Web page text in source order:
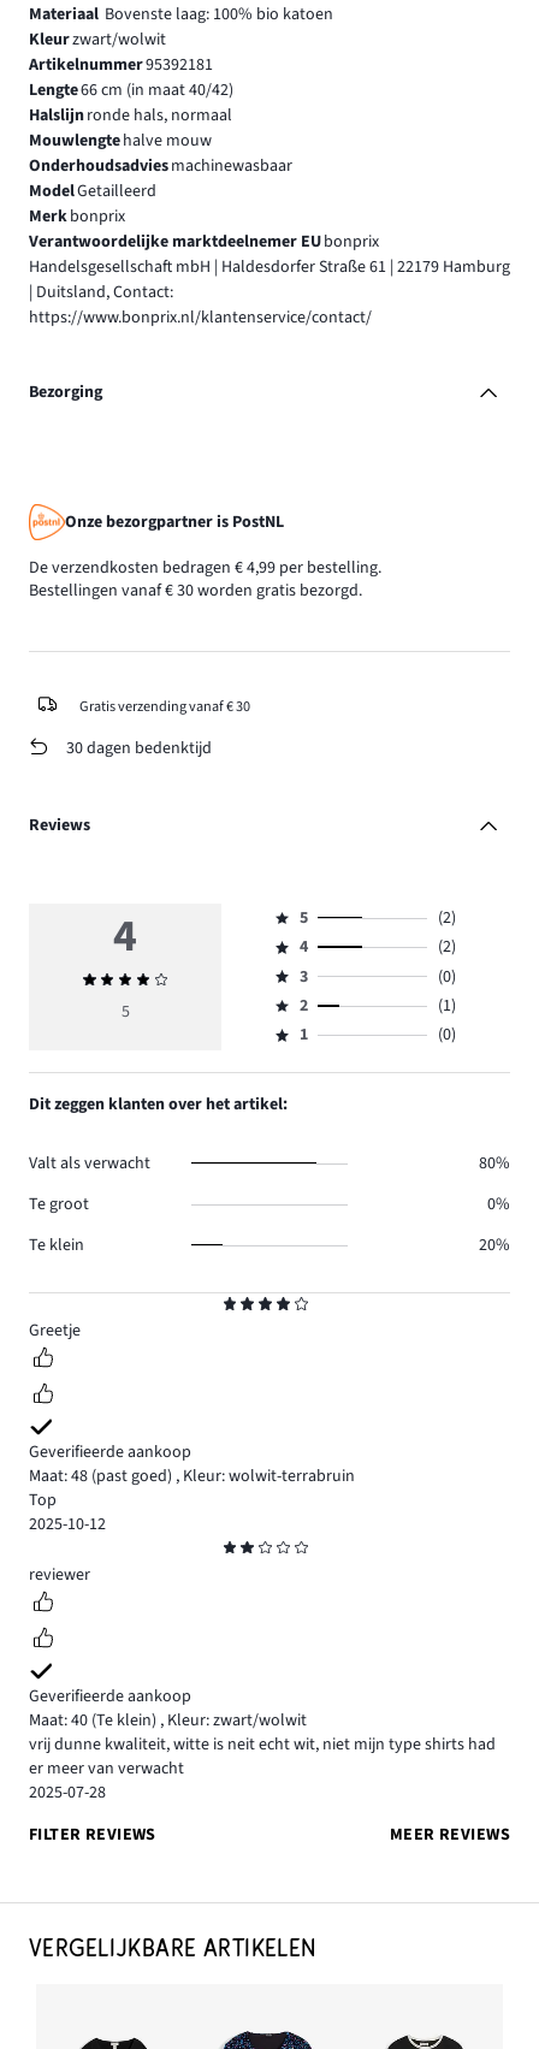
Materiaal Bovenste laag: 100% bio katoen
Kleurzwart/wolwit
Artikelnummer95392181
Lengte66 cm (in maat 40/42)
Halslijnronde hals, normaal
Mouwlengtehalve mouw
Onderhoudsadviesmachinewasbaar
ModelGetailleerd
Merkbonprix
Verantwoordelijke marktdeelnemer EUbonprix
Handelsgesellschaft mbH | Haldesdorfer Straße 61 | 22179 Hamburg
| Duitsland, Contact:
https://www.bonprix.nl/klantenservice/contact/
Bezorging
Onze bezorgpartner is PostNL
De verzendkosten bedragen € 4,99 per bestelling.
Bestellingen vanaf € 30 worden gratis bezorgd.
Gratis verzending vanaf € 30
30 dagen bedenktijd
Reviews
4
Greetje
Geverifieerde aankoop
Maat: 48 (past goed) , Kleur: wolwit-terrabruin
Top
2025-10-12
2
reviewer
Geverifieerde aankoop
Maat: 40 (Te klein) , Kleur: zwart/wolwit
vrij dunne kwaliteit, witte is neit echt wit, niet mijn type shirts had
er meer van verwacht
2025-07-28
FILTER REVIEWS
MEER REVIEWS
4
Gemiddelde
beoordeling
5
Beoordeling
5,
aantal
reviews
2.
5
(2)
Beoordeling
4,
aantal
reviews
4
(2)
Beoordeling
3,
aantal
3
(0)
Beoordeling
2,
1.
2
(1)
Beoordeling
1,
aantal
reviews
1 (0)
Dit zeggen klanten over het artikel:
Valt als verwacht
80%
Te groot
0%
Te klein
20%
VERGELIJKBARE ARTIKELEN